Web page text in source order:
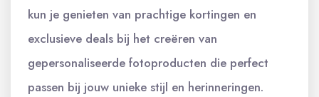
kun je genieten van prachtige kortingen en
exclusieve deals bij het creëren van
gepersonaliseerde fotoproducten die perfect
passen bij jouw unieke stijl en herinneringen.